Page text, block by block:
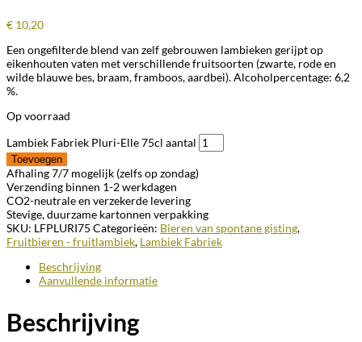
€ 10,20
Een ongefilterde blend van zelf gebrouwen lambieken gerijpt op
eikenhouten vaten met verschillende fruitsoorten (zwarte, rode en
wilde blauwe bes, braam, framboos, aardbei). Alcoholpercentage: 6,2
%.
Op voorraad
Lambiek Fabriek Pluri-Elle 75cl aantal
Toevoegen
Afhaling 7/7 mogelijk (zelfs op zondag)
Verzending binnen 1-2 werkdagen
CO2-neutrale en verzekerde levering
Stevige, duurzame kartonnen verpakking
SKU: LFPLURI75 Categorieën: Bieren van spontane gisting,
Fruitbieren - fruitlambiek, Lambiek Fabriek
Beschrijving
Aanvullende informatie
Beschrijving